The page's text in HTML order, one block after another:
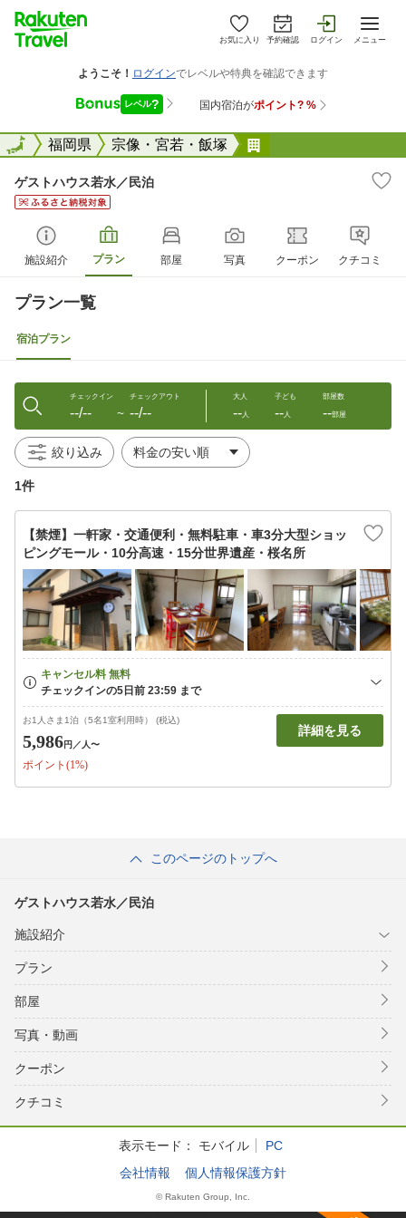
お気に入り 予約確認 ログイン メニュー
全国福岡県 宗像・宮若・飯塚
全国
ゲストハウス若水／民泊
施設紹介 プラン 部屋 写真 クーポン クチコミ
プラン一覧
宿泊プラン
チェックイン
--/-- 〜
チェックアウト
--/--
大人
--人
子ども
--人
部屋数
--部屋
絞り込み
1件
【禁煙】一軒家・交通便利・無料駐車・車3分大型ショッ
ピングモール・10分高速・15分世界遺産・桜名所
お1人さま1泊（5名1室利用時） (税込)
5,986円 ／人〜
ポイント(1%)
詳細を見る
このページのトップへ
ゲストハウス若水／民泊
施設紹介
プラン
部屋
写真・動画
クーポン
クチコミ
表示モード： モバイル
PC
会社情報
個人情報保護方針
© Rakuten Group, Inc.